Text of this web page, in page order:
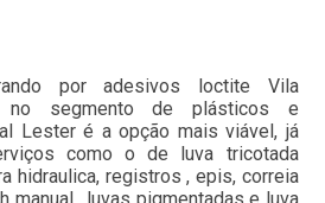
por adesivos loctite Vila
no segmento de plásticos e
Lester é a opção mais viável, já
como o de luva tricotada
hidraulica, registros , epis, correia